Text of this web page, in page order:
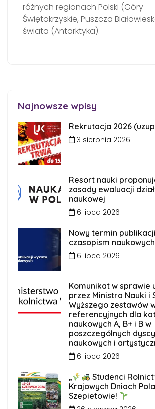
różnych regionach Polski (Góry
Świętokrzyskie, Puszcza
świata (Antarktyka).
Najnowsze wpisy
Rekrutacja 2026
3 sierpnia 2026
Resort nauki
zasady ewaluacji
naukowej
6 lipca 2026
Nowy termin
czasopism naukowych
6 lipca 2026
Komunikat w sprawie
przez Ministra Nauki i
Wyższego zestawów
referencyjnych dla
naukowych A, B+ i B w
poszczególnych
naukowych i
6 lipca 2026
„
Studenci
Krajowych Dniach
Szepietowie!